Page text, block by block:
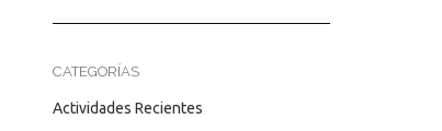
CATEGORÍAS
Actividades Recientes